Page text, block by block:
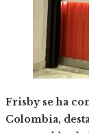
Frisby se ha
Colombia,